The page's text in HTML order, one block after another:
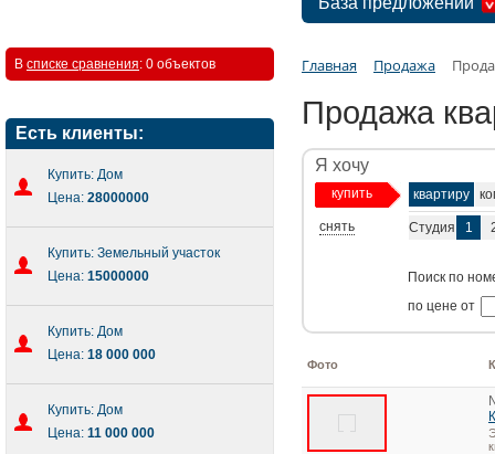
В списке сравнения: 0 объектов
Есть клиенты:
Купить: Дом
Цена: 28000000
Купить: Земельный участок
Цена: 15000000
Купить: Дом
Цена: 18 000 000
Купить: Дом
Цена: 11 000 000
Главная Продажа
Продажа
Я хочу
купить
снять
квартиру
Студия 1
Поиск по
по цене от
Фото